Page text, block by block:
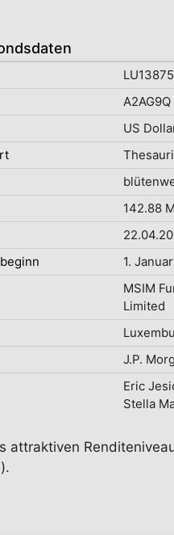
A2AG9Q
US
142.88
1.
MSIM
Limited
J.P.
Eric
Stella
attraktiven